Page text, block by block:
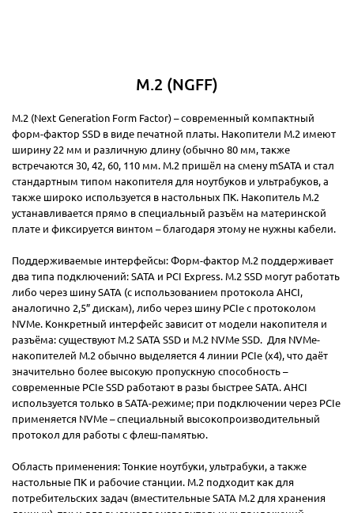
M.2 (NGFF)
M.2 (Next Generation Form Factor) – современный компактный
форм-фактор SSD в виде печатной платы. Накопители M.2 имеют
ширину 22 мм и различную длину (обычно 80 мм, также
встречаются 30, 42, 60, 110 мм. M.2 пришёл на смену mSATA и стал
стандартным типом накопителя для ноутбуков и ультрабуков, а
также широко используется в настольных ПК. Накопитель M.2
устанавливается прямо в специальный разъём на материнской
плате и фиксируется винтом – благодаря этому не нужны кабели.
Поддерживаемые интерфейсы: Форм-фактор M.2 поддерживает
два типа подключений: SATA и PCI Express. M.2 SSD могут работать
либо через шину SATA (с использованием протокола AHCI,
аналогично 2,5” дискам), либо через шину PCIe с протоколом
NVMe. Конкретный интерфейс зависит от модели накопителя и
разъёма: существуют M.2 SATA SSD и M.2 NVMe SSD. Для NVMe-
накопителей M.2 обычно выделяется 4 линии PCIe (x4), что даёт
значительно более высокую пропускную способность –
современные PCIe SSD работают в разы быстрее SATA. AHCI
используется только в SATA-режиме; при подключении через PCIe
применяется NVMe – специальный высокопроизводительный
протокол для работы с флеш-памятью.
Область применения: Тонкие ноутбуки, ультрабуки, а также
настольные ПК и рабочие станции. M.2 подходит как для
потребительских задач (вместительные SATA M.2 для хранения